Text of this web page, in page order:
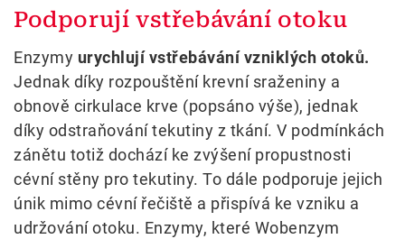
Podporují vstřebávání otoku
Enzymy urychlují vstřebávání vzniklých otoků.
Jednak díky rozpouštění krevní sraženiny a
obnově cirkulace krve (popsáno výše), jednak
díky odstraňování tekutiny z tkání. V podmínkách
zánětu totiž dochází ke zvýšení propustnosti
cévní stěny pro tekutiny. To dále podporuje jejich
únik mimo cévní řečiště a přispívá ke vzniku a
udržování otoku. Enzymy, které Wobenzym